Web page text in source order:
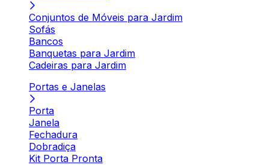
Conjuntos de Móveis para Jardim
Sofás
Bancos
Banquetas para Jardim
Cadeiras para Jardim
Portas e Janelas
Porta
Janela
Fechadura
Dobradiça
Kit Porta Pronta